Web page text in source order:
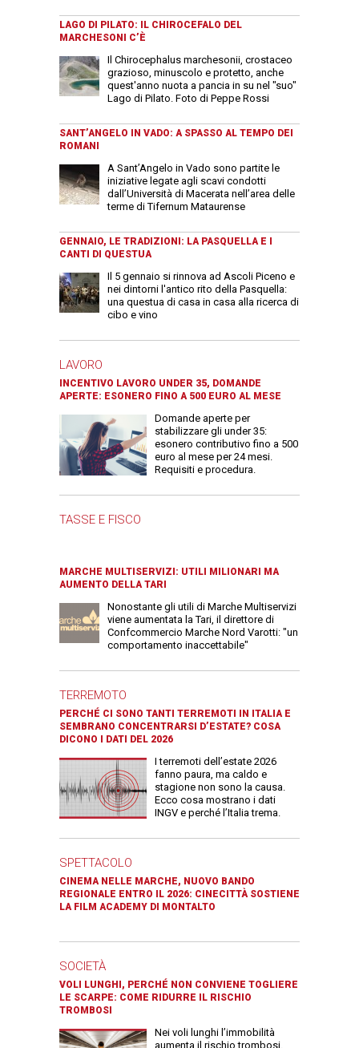
LAGO DI PILATO: IL CHIROCEFALO DEL
MARCHESONI C’È
Il Chirocephalus marchesonii, crostaceo
grazioso, minuscolo e protetto, anche
quest'anno nuota a pancia in su nel "suo"
Lago di Pilato. Foto di Peppe Rossi
SANT’ANGELO IN VADO: A SPASSO AL TEMPO DEI
ROMANI
A Sant’Angelo in Vado sono partite le
iniziative legate agli scavi condotti
dall’Università di Macerata nell’area delle
terme di Tifernum Mataurense
GENNAIO, LE TRADIZIONI: LA PASQUELLA E I
CANTI DI QUESTUA
Il 5 gennaio si rinnova ad Ascoli Piceno e
nei dintorni l'antico rito della Pasquella:
una questua di casa in casa alla ricerca di
cibo e vino
LAVORO
INCENTIVO LAVORO UNDER 35, DOMANDE
APERTE: ESONERO FINO A 500 EURO AL MESE
Domande aperte per
stabilizzare gli under 35:
esonero contributivo fino a 500
euro al mese per 24 mesi.
Requisiti e procedura.
TASSE E FISCO
MARCHE MULTISERVIZI: UTILI MILIONARI MA
AUMENTO DELLA TARI
Nonostante gli utili di Marche Multiservizi
viene aumentata la Tari, il direttore di
Confcommercio Marche Nord Varotti: "un
comportamento inaccettabile"
TERREMOTO
PERCHÉ CI SONO TANTI TERREMOTI IN ITALIA E
SEMBRANO CONCENTRARSI D’ESTATE? COSA
DICONO I DATI DEL 2026
I terremoti dell’estate 2026
fanno paura, ma caldo e
stagione non sono la causa.
Ecco cosa mostrano i dati
INGV e perché l’Italia trema.
SPETTACOLO
CINEMA NELLE MARCHE, NUOVO BANDO
REGIONALE ENTRO IL 2026: CINECITTÀ SOSTIENE
LA FILM ACADEMY DI MONTALTO
SOCIETÀ
VOLI LUNGHI, PERCHÉ NON CONVIENE TOGLIERE
LE SCARPE: COME RIDURRE IL RISCHIO
TROMBOSI
Nei voli lunghi l’immobilità
aumenta il rischio trombosi.